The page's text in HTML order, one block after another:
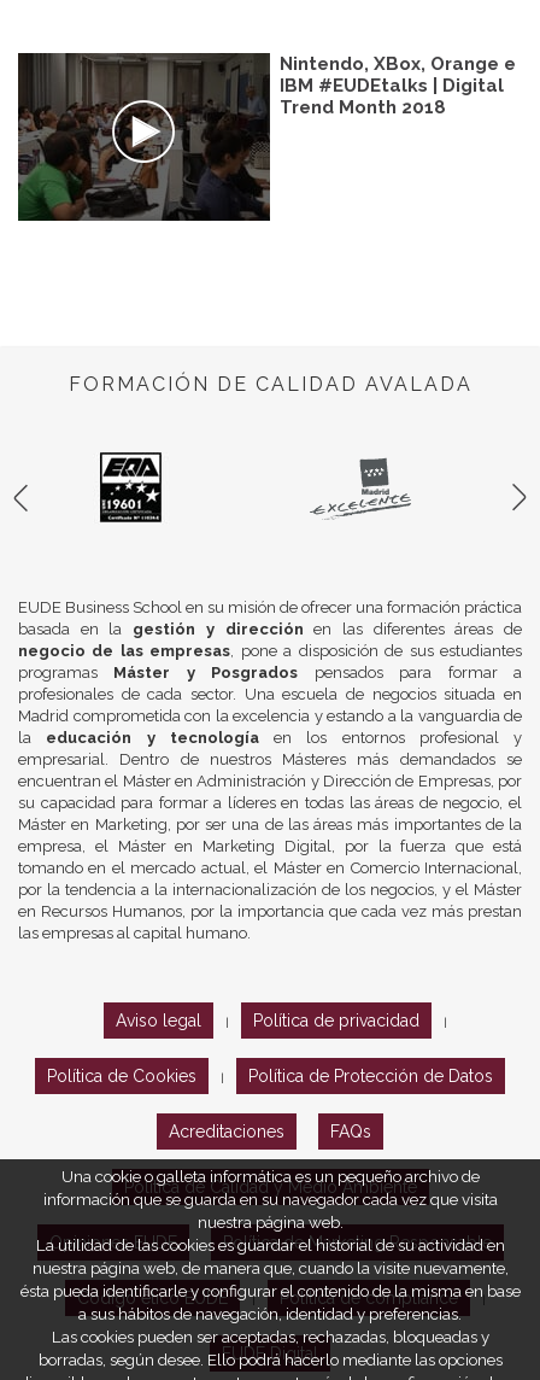
Nintendo, XBox, Orange e
IBM #EUDEtalks | Digital
Trend Month 2018
FORMACIÓN DE CALIDAD AVALADA
EUDE Business School en su misión de ofrecer una formación práctica
basada en la gestión y dirección en las diferentes áreas de
negocio de las empresas, pone a disposición de sus estudiantes
programas Máster y Posgrados pensados para formar a
profesionales de cada sector. Una escuela de negocios situada en
Madrid comprometida con la excelencia y estando a la vanguardia de
la educación y tecnologíaen los entornos profesional y
empresarial. Dentro de nuestros Másteres más demandados se
encuentran el Máster en Administración y Dirección de Empresas, por
su capacidad para formar a líderes en todas las áreas de negocio, el
Máster en Marketing, por ser una de las áreas más importantes de la
empresa, el Máster en Marketing Digital, por la fuerza que está
tomando en el mercado actual, el Máster en Comercio Internacional,
por la tendencia a la internacionalización de los negocios, y el Máster
en Recursos Humanos, por la importancia que cada vez más prestan
las empresas al capital humano.
Aviso legal Política de privacidad
Política de Cookies Política de Protección de Datos
Acreditaciones FAQs
Política de Calidad y Medio Ambiente
Opiniones EUDE Política de Marketing Responsable
Código ético EUDE | Política de compliance |
EUDE Digital
Una cookie o galleta informática es un pequeño archivo de
información que se guarda en su navegador cada vez que visita
nuestra página web.
La utilidad de las cookies es guardar el historial de su actividad en
nuestra página web, de manera que, cuando la visite nuevamente,
ésta pueda identificarle y configurar el contenido de la misma en base
a sus hábitos de navegación, identidad y preferencias.
Las cookies pueden ser aceptadas, rechazadas, bloqueadas y
borradas, según desee. Ello podrá hacerlo mediante las opciones